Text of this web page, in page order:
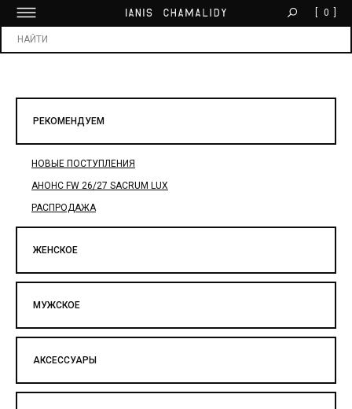
0
РЕКОМЕНДУЕМ
НОВЫЕ ПОСТУПЛЕНИЯ
АНОНС FW 26/27 SACRUM LUX
РАСПРОДАЖА
ЖЕНСКОЕ
МУЖСКОЕ
АКСЕССУАРЫ